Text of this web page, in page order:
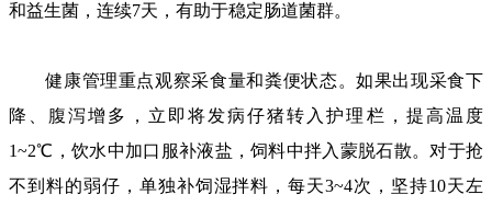
和益生菌，连续7天，有助于稳定肠道菌群。
健康管理重点观察采食量和粪便状态。如果出现采食下
降、腹泻增多，立即将发病仔猪转入护理栏，提高温度
1~2℃，饮水中加口服补液盐，饲料中拌入蒙脱石散。对于抢
不到料的弱仔，单独补饲湿拌料，每天3~4次，坚持10天左